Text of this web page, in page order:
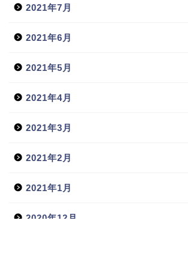
2021年7月
2021年6月
2021年5月
2021年4月
2021年3月
2021年2月
2021年1月
2020年12月